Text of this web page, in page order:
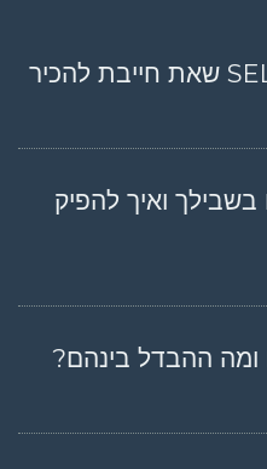
ואיך להפיק
ומה ההבדל בינהם?